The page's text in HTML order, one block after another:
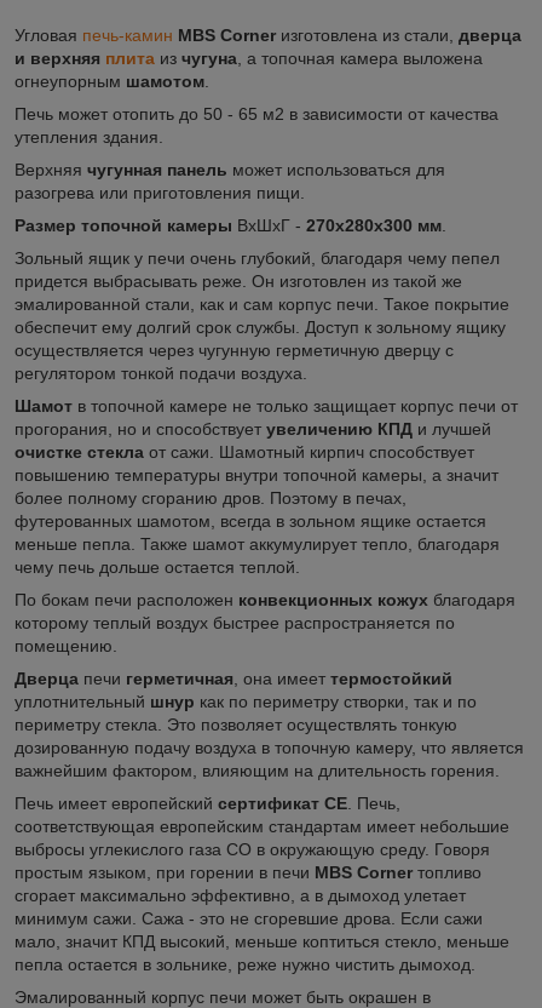
Угловая печь-камин MBS Corner изготовлена из стали, дверца
и верхняя плита из чугуна , а топочная камера выложена
огнеупорным шамотом
Печь может отопить до 50 - 65 м2 в зависимости от качества
утепления здания.
Верхняя чугунная панель может использоваться для
разогрева или приготовления пищи.
Размер топочной камеры ВхШхГ - 270х280х300 мм
Зольный ящик у печи очень глубокий, благодаря чему пепел
придется выбрасывать реже. Он изготовлен из такой же
эмалированной стали, как и сам корпус печи. Такое покрытие
обеспечит ему долгий срок службы. Доступ к зольному ящику
осуществляется через чугунную герметичную дверцу с
регулятором тонкой подачи воздуха.
Шамот в топочной камере не только защищает корпус печи от
прогорания, но и способствует увеличению КПД и лучшей
очистке стекла от сажи. Шамотный кирпич способствует
повышению температуры внутри топочной камеры, а значит
более полному сгоранию дров. Поэтому в печах,
футерованных шамотом, всегда в зольном ящике остается
меньше пепла. Также шамот аккумулирует тепло, благодаря
чему печь дольше остается теплой.
По бокам печи расположен конвекционных кожух благодаря
которому теплый воздух быстрее распространяется по
помещению.
Дверца печи герметичная , она имеет термостойкий
уплотнительный шнур как по периметру створки, так и по
периметру стекла. Это позволяет осуществлять тонкую
дозированную подачу воздуха в топочную камеру, что является
важнейшим фактором, влияющим на длительность горения.
Печь имеет европейский сертификат CE . Печь,
соответствующая европейским стандартам имеет небольшие
выбросы углекислого газа CO в окружающую среду. Говоря
простым языком, при горении в печи MBS Corner топливо
сгорает максимально эффективно, а в дымоход улетает
минимум сажи. Сажа - это не сгоревшие дрова. Если сажи
мало, значит КПД высокий, меньше коптиться стекло, меньше
пепла остается в зольнике, реже нужно чистить дымоход.
Эмалированный корпус печи может быть окрашен в